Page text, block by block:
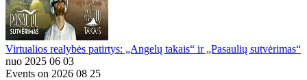
Virtualios realybės patirtys: „Angelų takais“ ir „Pasaulių sutvėrimas“
nuo 2025 06 03
Events on 2026 08 25